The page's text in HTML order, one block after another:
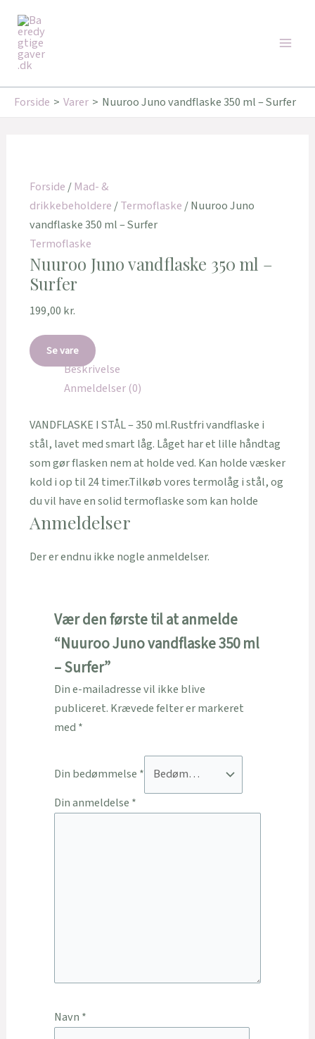
indholdet
Forside Varer Nuuroo Juno vandflaske 350 ml – Surfer
Forside/Mad- &
drikkebeholdere/Termoflaske/ Nuuroo Juno
vandflaske 350 ml – Surfer
Termoflaske
Nuuroo Juno vandflaske 350 ml –
Surfer
199,00 kr.
Se vare
Beskrivelse
Anmeldelser (0)
VANDFLASKE I STÅL – 350 ml.Rustfri vandflaske i
stål, lavet med smart låg. Låget har et lille håndtag
som gør flasken nem at holde ved. Kan holde væsker
kold i op til 24 timer.Tilkøb vores termolåg i stål, og
du vil have en solid termoflaske som kan holde
Anmeldelser
Der er endnu ikke nogle anmeldelser.
Vær den første til at anmelde
“Nuuroo Juno vandflaske 350 ml
– Surfer”
Din e-mailadresse vil ikke blive
publiceret. Krævede felter er markeret
med *
Din bedømmelse *
Din anmeldelse *
Navn *
Tilbud!
Tilbud!
249,95 kr..171,00 kr..
Tilbud!
Tilbud!
219,00 kr..175,20 kr..